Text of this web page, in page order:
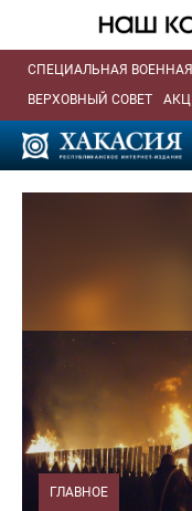
СПЕЦИАЛЬНАЯ
ВЕРХОВНЫЙ СОВЕТ
ГЛАВНОЕ